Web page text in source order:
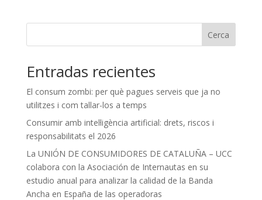
Cerca
Entradas recientes
El consum zombi: per què pagues serveis que ja no
utilitzes i com tallar-los a temps
Consumir amb intel·ligència artificial: drets, riscos i
responsabilitats el 2026
La UNIÓN DE CONSUMIDORES DE CATALUÑA – UCC
colabora con la Asociación de Internautas en su
estudio anual para analizar la calidad de la Banda
Ancha en España de las operadoras